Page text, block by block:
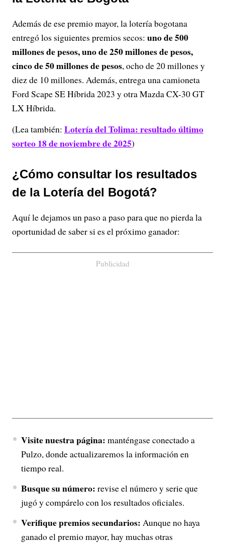
Además de ese premio mayor, la lotería bogotana
entregó los siguientes premios secos: uno de 500
millones de pesos, uno de 250 millones de pesos,
cinco de 50 millones de pesos, ocho de 20 millones y
diez de 10 millones. Además, entrega una camioneta
Ford Scape SE Híbrida 2023 y otra Mazda CX-30 GT
LX Híbrida.
(Lea también: Lotería del Tolima: resultado último
sorteo 18 de noviembre de 2025)
¿Cómo consultar los resultados
de la Lotería del Bogotá?
Aquí le dejamos un paso a paso para que no pierda la
oportunidad de saber si es el próximo ganador:
Publicidad
Visite nuestra página: manténgase conectado a
Pulzo, donde actualizaremos la información en
tiempo real.
Busque su número: revise el número y serie que
jugó y compárelo con los resultados oficiales.
Verifique premios secundarios: Aunque no haya
ganado el premio mayor, hay muchas otras